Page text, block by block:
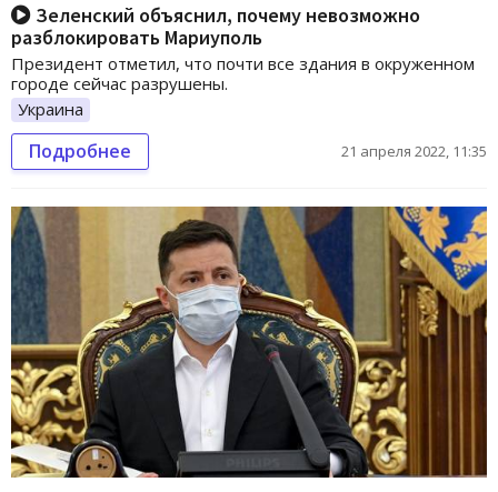
Зеленский объяснил, почему невозможно
разблокировать Мариуполь
Президент отметил, что почти все здания в окруженном
городе сейчас разрушены.
Украина
Подробнее 21 апреля 2022, 11:35